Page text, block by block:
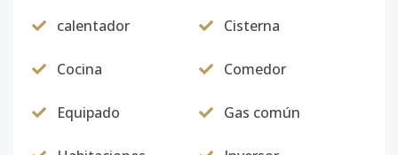
calentador Cisterna
Cocina Comedor
Equipado Gas común